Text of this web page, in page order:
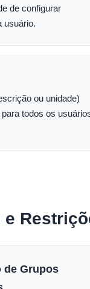
de configurar
usuário.
ou unidade)
todos os
e
de Grupos